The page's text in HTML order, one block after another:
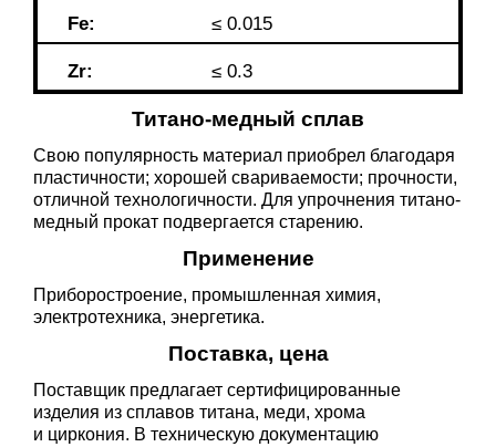
Fe: ≤ 0.015
Zr: ≤ 0.3
Титано-медный сплав
Свою популярность материал приобрел благодаря
пластичности; хорошей свариваемости; прочности,
отличной технологичности. Для упрочнения титано-
медный прокат подвергается старению.
Применение
Приборостроение, промышленная химия,
электротехника, энергетика.
Поставка, цена
Поставщик предлагает сертифицированные
изделия из сплавов титана, меди, хрома
и циркония. В техническую документацию